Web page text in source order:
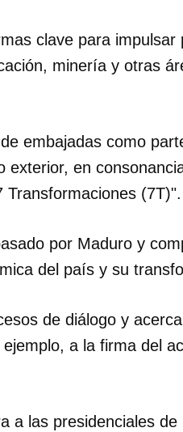
clave para impulsar
minería y otras
embajadas como
en
(7T)".
por Maduro y
del país y su
de diálogo y
a la firma del
a las presidenciales